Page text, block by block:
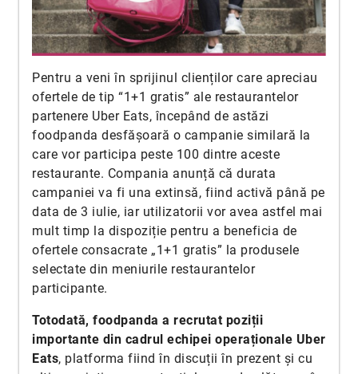
Pentru a veni în sprijinul clienților care apreciau
ofertele de tip “1+1 gratis” ale restaurantelor
partenere Uber Eats, începând de astăzi
foodpanda desfășoară o campanie similară la
care vor participa peste 100 dintre aceste
restaurante. Compania anunță că durata
campaniei va fi una extinsă, fiind activă până pe
data de 3 iulie, iar utilizatorii vor avea astfel mai
mult timp la dispoziție pentru a beneficia de
ofertele consacrate „1+1 gratis” la produsele
selectate din meniurile restaurantelor
participante.
Totodată, foodpanda a recrutat poziții
importante din cadrul echipei operaționale Uber
Eats, platforma fiind în discuții în prezent și cu